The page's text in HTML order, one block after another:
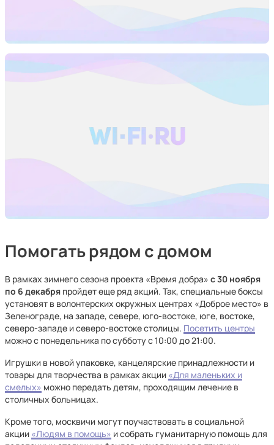
Помогать рядом с домом
В рамках зимнего сезона проекта «Время добра» с 30 ноября
по 6 декабря пройдет еще ряд акций. Так, специальные боксы
установят в волонтерских окружных центрах «Доброе место» в
Зеленограде, на западе, севере, юго-востоке, юге, востоке,
северо-западе и северо-востоке столицы. Посетить центры
можно с понедельника по субботу с 10:00 до 21:00.
Игрушки в новой упаковке, канцелярские принадлежности и
товары для творчества в рамках акции «Для маленьких и
смелых» можно передать детям, проходящим лечение в
столичных больницах.
Кроме того, москвичи могут поучаствовать в социальной
акции «Людям в помощь» и собрать гуманитарную помощь для